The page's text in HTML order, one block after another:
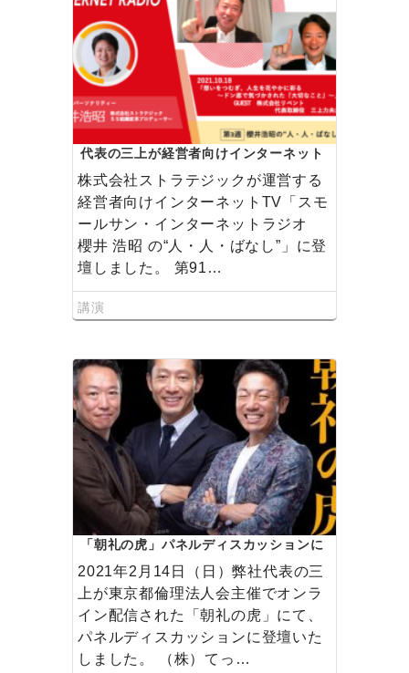
代表の三上が経営者向けインターネット
TVに登壇しました
株式会社ストラテジックが運営する
経営者向けインターネットTV「スモ
ールサン・インターネットラジオ
櫻井 浩昭 の“人・人・ばなし”」に登
壇しました。 第91…
講演
「朝礼の虎」パネルディスカッションに
2021年2月14日（日）弊社代表の三
上が東京都倫理法人会主催でオンラ
イン配信された「朝礼の虎」にて、
パネルディスカッションに登壇いた
しました。 （株）てっ…